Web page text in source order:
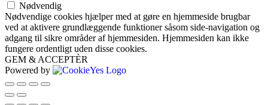
Nødvendig
Nødvendige cookies hjælper med at gøre en hjemmeside brugbar
ved at aktivere grundlæggende funktioner såsom side-navigation og
adgang til sikre områder af hjemmesiden. Hjemmesiden kan ikke
fungere ordentligt uden disse cookies.
GEM & ACCEPTÈR
Powered by